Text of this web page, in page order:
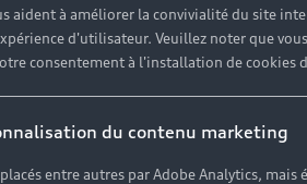
aident à améliorer la convivialité du site
d'utilisateur. Veuillez noter que
consentement à l'installation de cookies
du contenu marketing
entre autres par Adobe Analytics, mais